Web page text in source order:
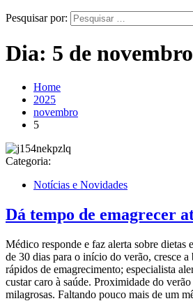
Pesquisar por:
Dia: 5 de
Home
2025
novembro
5
Categoria:
Notícias e Novidades
Dá tempo de emagrecer
Médico responde e faz alerta sobre dietas
de 30 dias para o início do verão, cresce a
rápidos de emagrecimento; especialista
custar caro à saúde. Proximidade do
milagrosas. Faltando pouco mais de um